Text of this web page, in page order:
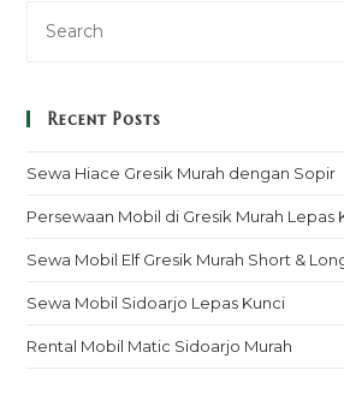
Recent Posts
Sewa Hiace Gresik Murah dengan Sopir
Persewaan Mobil di Gresik Murah Lepas
Sewa Mobil Elf Gresik Murah Short &
Sewa Mobil Sidoarjo Lepas Kunci
Rental Mobil Matic Sidoarjo Murah